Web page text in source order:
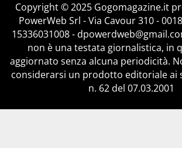
Copyright © 2025 Gogomagazine.it
PowerWeb Srl - Via Cavour 310 -
15336031008 -
non è una testata giornalistica, in
aggiornato senza alcuna periodicità.
considerarsi un prodotto editoriale ai
n. 62 del 07.03.2001